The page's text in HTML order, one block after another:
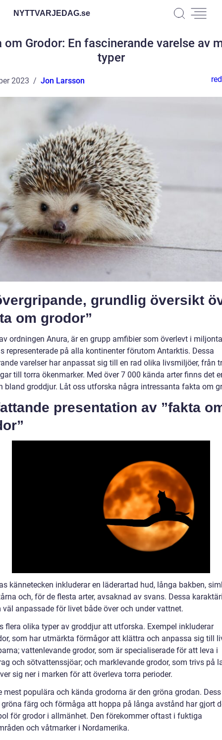
NYTTVARJEDAG.se
om Grodor: En fascinerande varelse av
typer
2023 Jon Larsson
grundlig översikt
om grodor”
ordningen Anura, är en grupp amfibier som överlevt i
representerade på alla kontinenter förutom Antarktis. Dessa
varelser har anpassat sig till en rad olika livsmiljöer, från
till torra ökenmarker. Med över 7 000 kända arter finns det
bland groddjur. Låt oss utforska några intressanta fakta om
presentation av ”fakta
kännetecken inkluderar en läderartad hud, långa bakben,
och, för de flesta arter, avsaknad av svans. Dessa
väl anpassade för livet både över och under vattnet.
flera olika typer av groddjur att utforska. Exempel inkluderar
som har utmärkta förmågor att klättra och anpassa sig till
vattenlevande grodor, som är specialiserade för att leva i
och sötvattenssjöar; och marklevande grodor, som trivs på
sig ner i marken för att överleva torra perioder.
mest populära och kända grodorna är den gröna grodan. Dess
gröna färg och förmåga att hoppa på långa avstånd har gjort
för grodor i allmänhet. Den förekommer oftast i fuktiga
och våtmarker i Nordamerika.